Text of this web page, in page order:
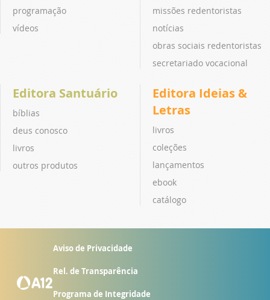
programação
vídeos
missões redentoristas
notícias
obras sociais redentoristas
secretariado vocacional
Editora Santuário
bíblias
deus conosco
livros
outros produtos
Editora Ideias &
Letras
livros
coleções
lançamentos
ebook
catálogo
Aviso de Privacidade
Rel. de Transparência
Programa de Integridade